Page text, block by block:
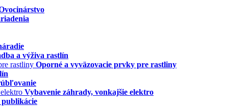
a výživa rastlín
Oporné a vyväzovacie prvky pre rastliny
Vybavenie záhrady, vonkajšie elektro